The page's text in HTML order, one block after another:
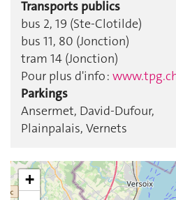
Transports publics
bus 2, 19 (Ste-Clotilde)
bus 11, 80 (Jonction)
tram 14 (Jonction)
Pour plus d'info :
Parkings
Ansermet, David-Dufour,
Plainpalais, Vernets